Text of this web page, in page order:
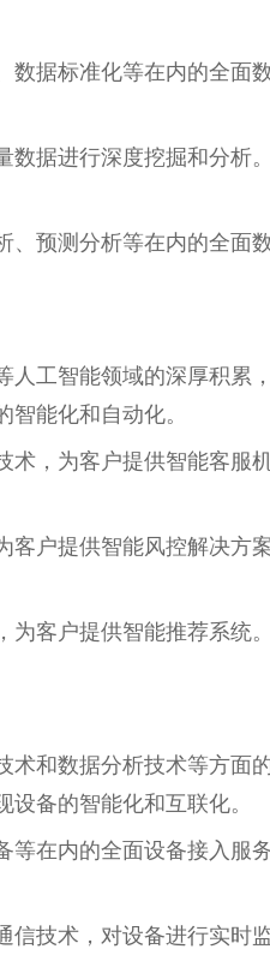
据标准化等在内的全
据进行深度挖掘和分
预测分析等在内的全面
工智能领域的深厚积
能化和自动化。
，为客户提供智能客
户提供智能风控解决
客户提供智能推荐系
和数据分析技术等方
备的智能化和互联化。
在内的全面设备接入
技术，对设备进行实